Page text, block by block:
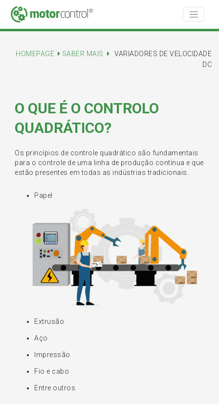
HOMEPAGE SABER MAIS
VARIADORES DE VELOCIDADE
DC
O QUE É O CONTROLO
QUADRÁTICO?
Os princípios de controle quadrático são fundamentais
para o controle de uma linha de produção contínua e que
estão presentes em todas as indústrias tradicionais.
Papel
Extrusão
Aço
Impressão
Fio e cabo
Entre outros